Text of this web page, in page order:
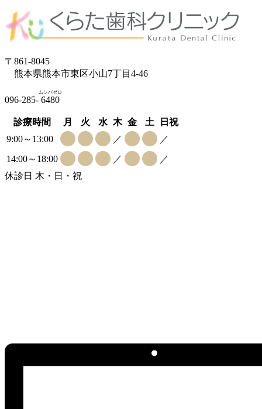
〒861-8045
熊本県熊本市東区小山7丁目4-46
096-285- 6480
ムシバゼロ
診療時間 月 火 水 木 金 土
日祝
9:00～13:00
／
／
14:00～18:00
／
／
休診日 木・日・祝